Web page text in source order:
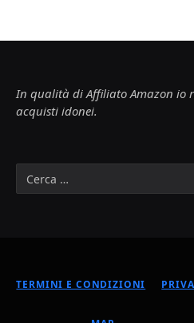
In qualità di Affiliato Amazon io
acquisti idonei.
TERMINI E CONDIZIONI